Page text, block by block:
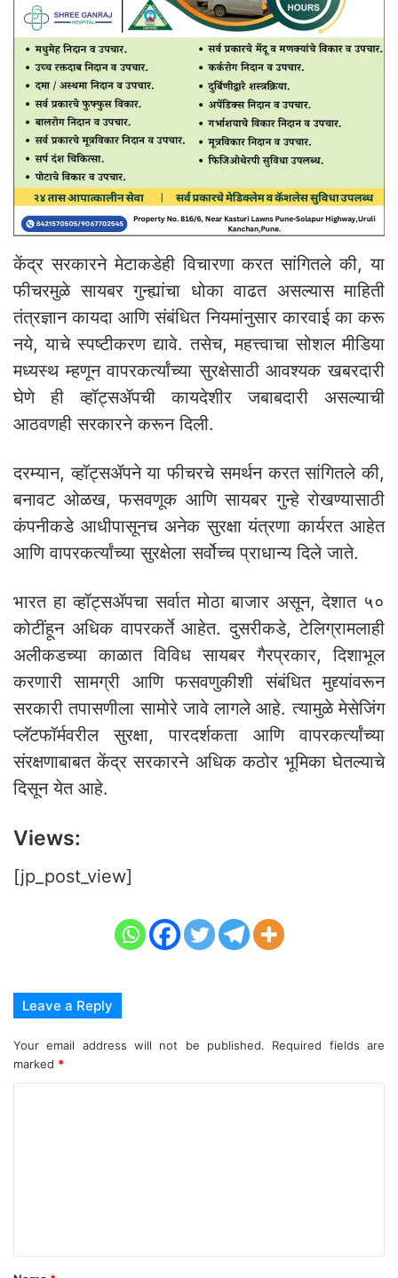
केंद्र सरकारने मेटाकडेही विचारणा करत सांगितले की, या
फीचरमुळे सायबर गुन्ह्यांचा धोका वाढत असल्यास माहिती
तंत्रज्ञान कायदा आणि संबंधित नियमांनुसार कारवाई का करू
नये, याचे स्पष्टीकरण द्यावे. तसेच, महत्त्वाचा सोशल मीडिया
मध्यस्थ म्हणून वापरकर्त्यांच्या सुरक्षेसाठी आवश्यक खबरदारी
घेणे ही व्हॉट्सॲपची कायदेशीर जबाबदारी असल्याची
आठवणही सरकारने करून दिली.
दरम्यान, व्हॉट्सॲपने या फीचरचे समर्थन करत सांगितले की,
बनावट ओळख, फसवणूक आणि सायबर गुन्हे रोखण्यासाठी
कंपनीकडे आधीपासूनच अनेक सुरक्षा यंत्रणा कार्यरत आहेत
आणि वापरकर्त्यांच्या सुरक्षेला सर्वोच्च प्राधान्य दिले जाते.
भारत हा व्हॉट्सॲपचा सर्वात मोठा बाजार असून, देशात ५०
कोटींहून अधिक वापरकर्ते आहेत. दुसरीकडे, टेलिग्रामलाही
अलीकडच्या काळात विविध सायबर गैरप्रकार, दिशाभूल
करणारी सामग्री आणि फसवणुकीशी संबंधित मुद्द्यांवरून
सरकारी तपासणीला सामोरे जावे लागले आहे. त्यामुळे मेसेजिंग
प्लॅटफॉर्मवरील सुरक्षा, पारदर्शकता आणि वापरकर्त्यांच्या
संरक्षणाबाबत केंद्र सरकारने अधिक कठोर भूमिका घेतल्याचे
दिसून येत आहे.
Views:
[jp_post_view]
Leave a Reply
Your email address will not be published.
Required fields are
marked *
t